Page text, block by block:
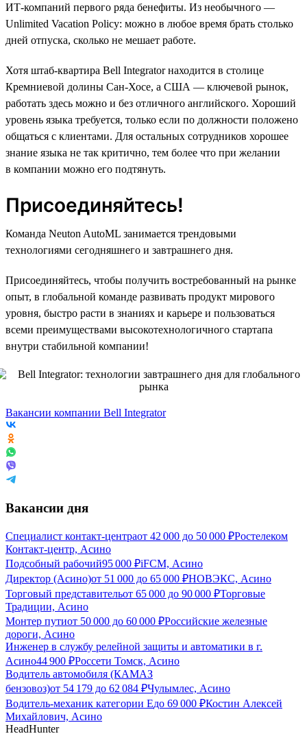
ИТ-компаний первого ряда бенефиты. Из необычного —
Unlimited Vacation Policy: можно в любое время брать столько
дней отпуска, сколько не мешает работе.
Хотя штаб-квартира Bell Integrator находится в столице
Кремниевой долины Сан-Хосе, а США — ключевой рынок,
работать здесь можно и без отличного английского. Хороший
уровень языка требуется, только если по должности положено
общаться с клиентами. Для остальных сотрудников хорошее
знание языка не так критично, тем более что при желании
в компании можно его подтянуть.
Присоединяйтесь!
Команда Neuton AutoML занимается трендовыми
технологиями сегодняшнего и завтрашнего дня.
Присоединяйтесь, чтобы получить востребованный на рынке
опыт, в глобальной команде развивать продукт мирового
уровня, быстро расти в знаниях и карьере и пользоваться
всеми преимуществами высокотехнологичного стартапа
внутри стабильной компании!
Вакансии компании Bell Integrator
Вакансии дня
Специалист контакт-центраот 42 000 до 50 000 ₽Ростелеком
Контакт-центр, Асино
Подсобный рабочий95 000 ₽iFCM, Асино
Директор (Асино)от 51 000 до 65 000 ₽НОВЭКС, Асино
Торговый представительот 65 000 до 90 000 ₽Торговые
Традиции, Асино
Монтер путиот 50 000 до 60 000 ₽Российские железные
дороги, Асино
Инженер в службу релейной защиты и автоматики в г.
Асино44 900 ₽Россети Томск, Асино
Водитель автомобиля (КАМАЗ
бензовоз)от 54 179 до 62 084 ₽Чулымлес, Асино
Водитель-механик категории Едо 69 000 ₽Костин Алексей
Михайлович, Асино
HeadHunter